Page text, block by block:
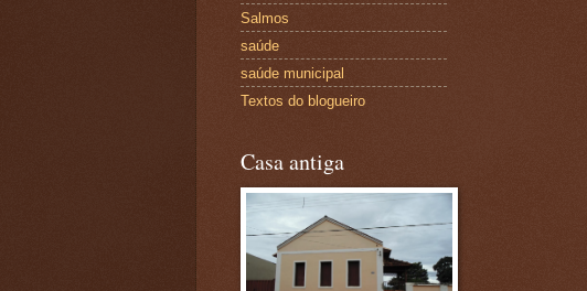
Salmos
saúde
saúde municipal
Textos do blogueiro
Casa antiga